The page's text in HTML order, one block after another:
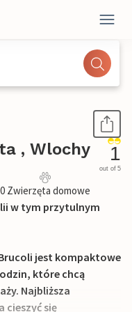
, Wlochy 1
out of 5
0 Zwierzęta domowe
w tym przytulnym
jest kompaktowe
które chcą
Najbliższa
cieszyć się